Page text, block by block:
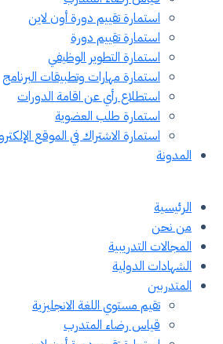
استمارة تقييم دورة أون لاين
استمارة تقييم دورة
استمارة التطوير الوظيفي
استمارة مهارات وتطبيقات البرنامج
استطلاع رأي عن اقامة الدورات
استمارة طلب العضوية
استمارة الاشتراك في الموقع
المدونة
الرئيسية
من نحن
المجالات التدريبية
الشهادات الدولية
المتدربين
تقيم مستوي اللغة الانجليزية
قياس رضاء المتدرب